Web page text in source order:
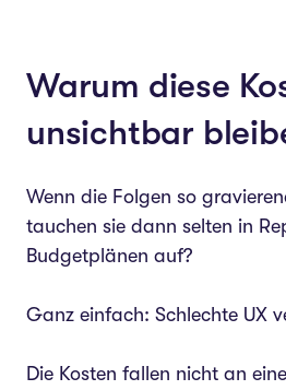
Warum diese
unsichtbar
Wenn die Folgen so
tauchen sie dann selten in
Budgetplänen auf?
Ganz einfach: Schlechte UX
Die Kosten fallen nicht an